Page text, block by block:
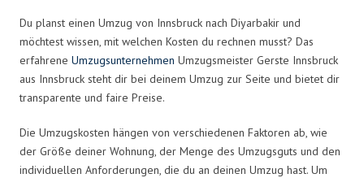
Du planst einen Umzug von Innsbruck nach Diyarbakir und
möchtest wissen, mit welchen Kosten du rechnen musst? Das
erfahrene Umzugsunternehmen Umzugsmeister Gerste Innsbruck
aus Innsbruck steht dir bei deinem Umzug zur Seite und bietet dir
transparente und faire Preise.
Die Umzugskosten hängen von verschiedenen Faktoren ab, wie
der Größe deiner Wohnung, der Menge des Umzugsguts und den
individuellen Anforderungen, die du an deinen Umzug hast. Um